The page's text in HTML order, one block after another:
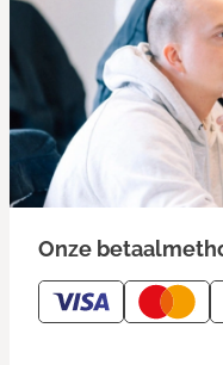
Onze